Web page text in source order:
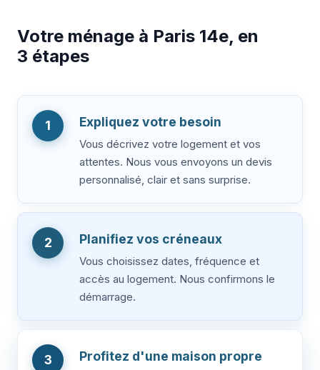
Votre ménage à Paris 14e, en
3 étapes
1 Expliquez votre besoin
Vous décrivez votre logement et vos
attentes. Nous vous envoyons un devis
personnalisé, clair et sans surprise.
2 Planifiez vos créneaux
Vous choisissez dates, fréquence et
accès au logement. Nous confirmons le
démarrage.
3 Profitez d'une maison propre